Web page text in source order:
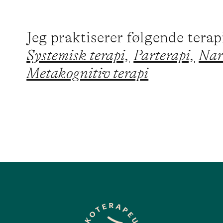
Jeg praktiserer følgende
Systemisk terapi, Parterapi,
Metakognitiv terapi